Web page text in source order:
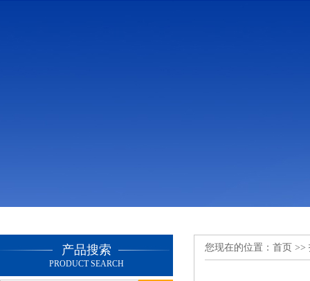
产品搜索
PRODUCT SEARCH
您现在的位置： 首页 >>